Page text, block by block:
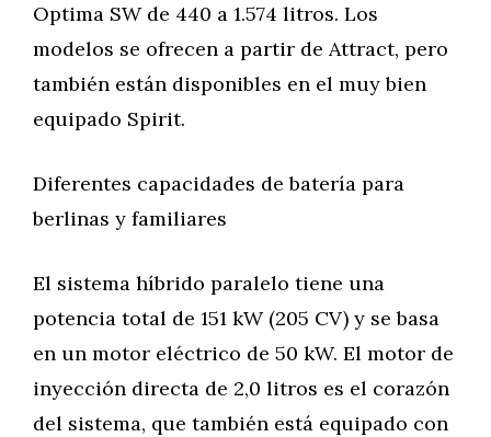
Optima SW de 440 a 1.574 litros. Los
modelos se ofrecen a partir de Attract, pero
también están disponibles en el muy bien
equipado Spirit.
Diferentes capacidades de batería para
berlinas y familiares
El sistema híbrido paralelo tiene una
potencia total de 151 kW (205 CV) y se basa
en un motor eléctrico de 50 kW. El motor de
inyección directa de 2,0 litros es el corazón
del sistema, que también está equipado con